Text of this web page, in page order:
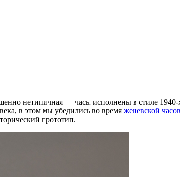
нетипичная — часы исполнены в стиле 1940-
в этом мы убедились во время женевской
прототип.